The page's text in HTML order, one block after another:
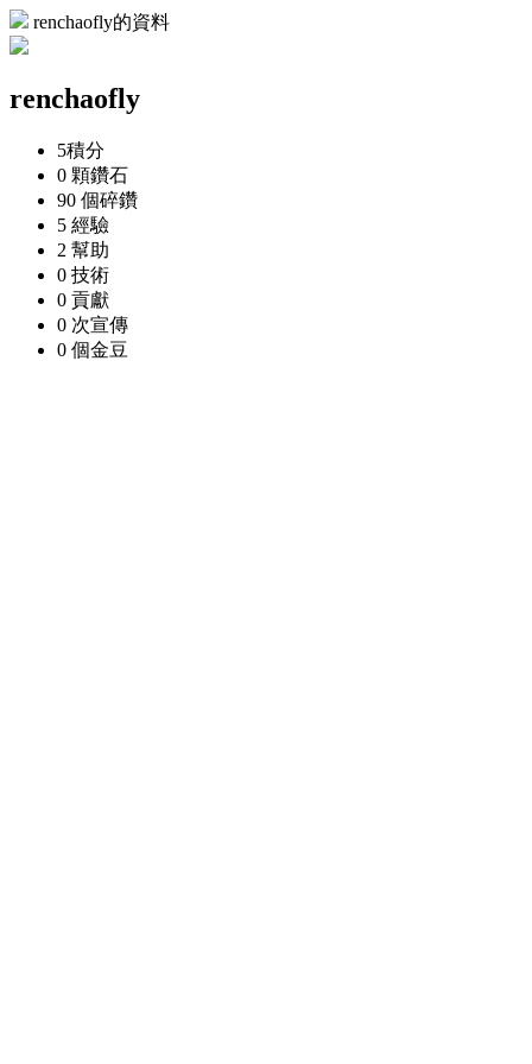
renchaofly的資料
renchaofly
5積分
0 顆鑽石
90 個碎鑽
5 經驗
2 幫助
0 技術
0 貢獻
0 次宣傳
0 個金豆